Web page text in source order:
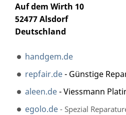
Auf dem Wirth 10
52477 Alsdorf
Deutschland
handgem.de
repfair.de- Günstige
aleen.de- Viessmann
egolo.de - Spezial